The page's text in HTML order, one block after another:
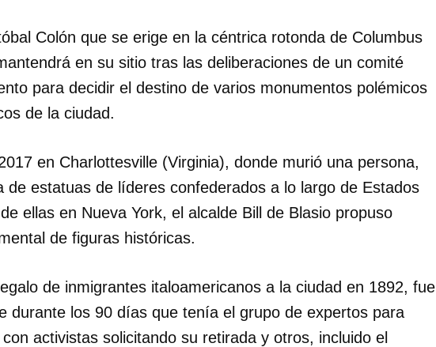
Colón que se erige en la céntrica rotonda de Columbus
en su sitio tras las deliberaciones de un comité
para decidir el destino de varios monumentos polémicos
de la ciudad.
en Charlottesville (Virginia), donde murió una persona,
de estatuas de líderes confederados a lo largo de Estados
ellas en Nueva York, el alcalde Bill de Blasio propuso
de figuras históricas.
de inmigrantes italoamericanos a la ciudad en 1892, fue
durante los 90 días que tenía el grupo de expertos para
activistas solicitando su retirada y otros, incluido el